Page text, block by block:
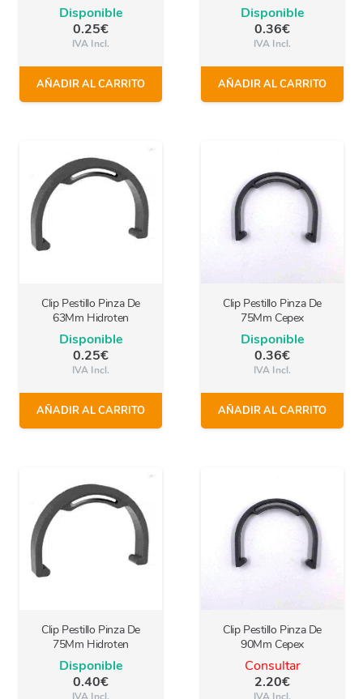
Disponible
0.25€
IVA Incl.
AÑADIR AL CARRITO
Disponible
0.36€
IVA Incl.
AÑADIR AL CARRITO
Clip Pestillo Pinza De
63Mm Hidroten
Disponible
0.25€
IVA Incl.
AÑADIR AL CARRITO
Clip Pestillo Pinza De
75Mm Cepex
Disponible
0.36€
IVA Incl.
AÑADIR AL CARRITO
Clip Pestillo Pinza De
75Mm Hidroten
Disponible
0.40€
IVA Incl.
Clip Pestillo Pinza De
90Mm Cepex
Consultar
2.20€
IVA Incl.